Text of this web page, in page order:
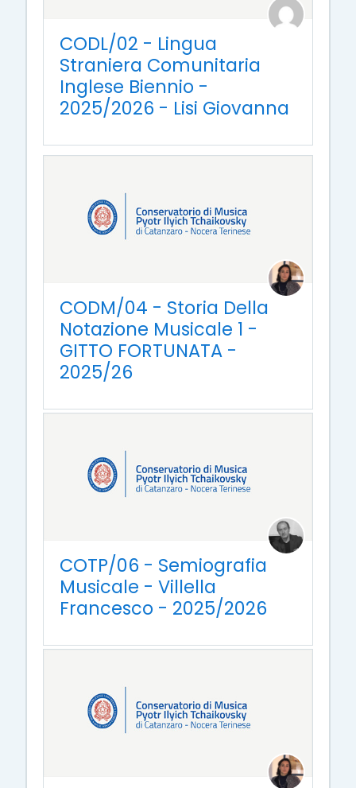
CODL/02 - Lingua
Straniera Comunitaria
Inglese Biennio -
2025/2026 - Lisi Giovanna
CODM/04 - Storia Della
Notazione Musicale 1 -
GITTO FORTUNATA -
2025/26
COTP/06 - Semiografia
Musicale - Villella
Francesco - 2025/2026